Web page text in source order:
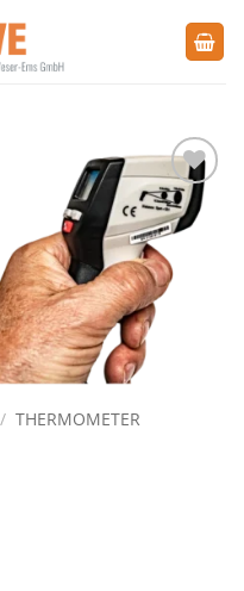
Zu den
Favoriten
hinzufügen
/ THERMOMETER